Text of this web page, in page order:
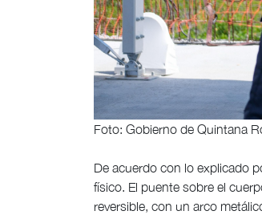
Foto: Gobierno de Quintana
De acuerdo con lo explicado
físico. El puente sobre el
reversible, con un arco